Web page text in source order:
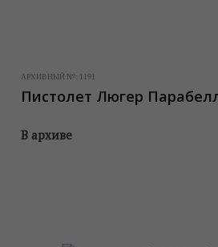
АРХИВНЫЙ №: 1191
Пистолет Люгер
В архиве